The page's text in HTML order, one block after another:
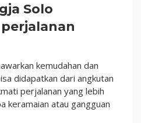
Solo
kemudahan dan
didapatkan dari angkutan
perjalanan yang lebih
keramaian atau gangguan